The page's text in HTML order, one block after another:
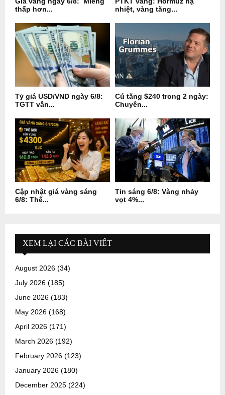
thấp hơn...
nhiệt, vàng tăng...
Tỷ giá USD/VND ngày 6/8:
TGTT vẫn...
Cú tăng $240 trong 2 ngày:
Chuyên...
Cập nhật giá vàng sáng
6/8: Thế...
Tin sáng 6/8: Vàng nhảy
vọt 4%...
XEM LẠI CÁC BÀI VIẾT
August 2026 (34)
July 2026 (185)
June 2026 (183)
May 2026 (168)
April 2026 (171)
March 2026 (192)
February 2026 (123)
January 2026 (180)
December 2025 (224)